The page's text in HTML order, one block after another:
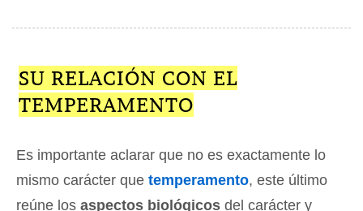
SU RELACIÓN CON EL
TEMPERAMENTO
Es importante aclarar que no es exactamente lo
mismo carácter que temperamento, este último
reúne los aspectos biológicos del carácter y